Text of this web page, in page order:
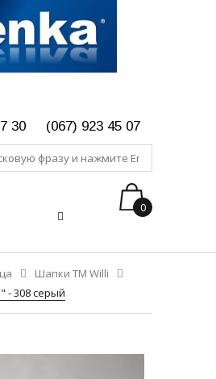
30 (067) 923 45 07
0
Шапки ТМ Willi
308 серый